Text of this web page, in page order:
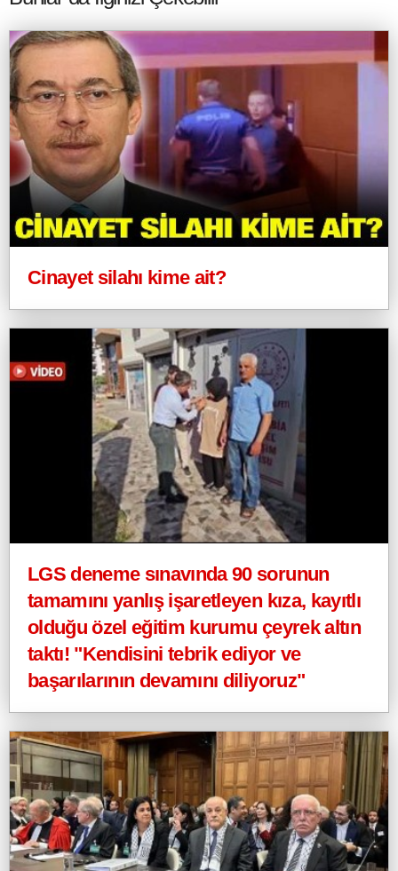
Cinayet silahı kime ait?
LGS deneme sınavında 90 sorunun
tamamını yanlış işaretleyen kıza, kayıtlı
olduğu özel eğitim kurumu çeyrek altın
taktı! "Kendisini tebrik ediyor ve
başarılarının devamını diliyoruz"